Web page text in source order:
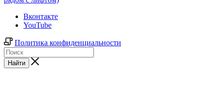
Вконтакте
YouTube
Политика конфиденциальности
Найти